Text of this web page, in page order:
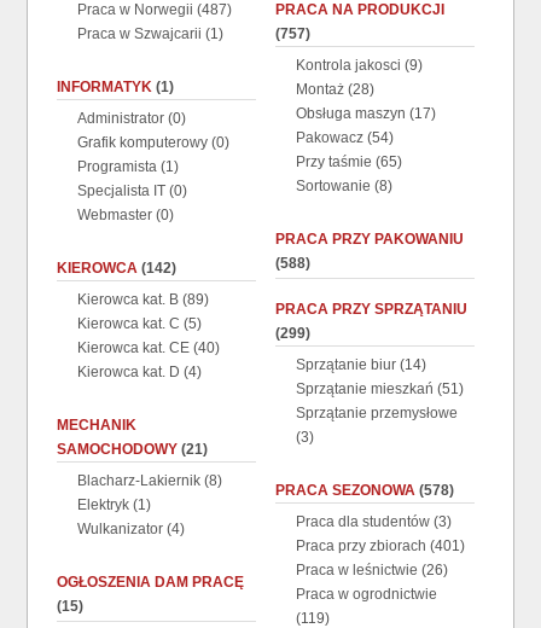
Praca w Norwegii (487)
Praca w Szwajcarii (1)
INFORMATYK (1)
Administrator (0)
Grafik komputerowy (0)
Programista (1)
Specjalista IT (0)
Webmaster (0)
KIEROWCA (142)
Kierowca kat. B (89)
Kierowca kat. C (5)
Kierowca kat. CE (40)
Kierowca kat. D (4)
MECHANIK
SAMOCHODOWY (21)
Blacharz-Lakiernik (8)
Elektryk (1)
Wulkanizator (4)
OGŁOSZENIA DAM PRACĘ
(15)
PRACA NA PRODUKCJI
(757)
Kontrola jakosci (9)
Montaż (28)
Obsługa maszyn (17)
Pakowacz (54)
Przy taśmie (65)
Sortowanie (8)
PRACA PRZY PAKOWANIU
(588)
PRACA PRZY SPRZĄTANIU
(299)
Sprzątanie biur (14)
Sprzątanie mieszkań (51)
Sprzątanie przemysłowe
(3)
PRACA SEZONOWA (578)
Praca dla studentów (3)
Praca przy zbiorach (401)
Praca w leśnictwie (26)
Praca w ogrodnictwie
(119)